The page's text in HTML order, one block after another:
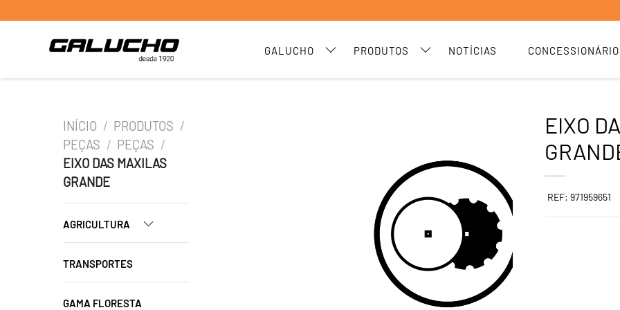
GALUCHO PRODUTOS NOTÍCIAS
INÍCIO / PRODUTOS /
PEÇAS / PEÇAS /
EIXO DAS MAXILAS
GRANDE
AGRICULTURA
TRANSPORTES
GAMA FLORESTA
EIXO
REF: 971959651